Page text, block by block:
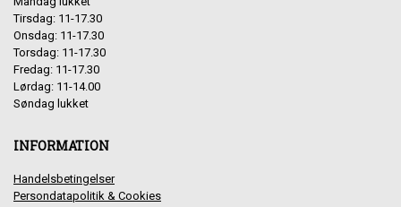
Tirsdag: 11-17.30
Onsdag: 11-17.30
Torsdag: 11-17.30
Fredag: 11-17.30
Lørdag: 11-14.00
Søndag lukket
INFORMATION
Handelsbetingelser
Persondatapolitik & Cookies